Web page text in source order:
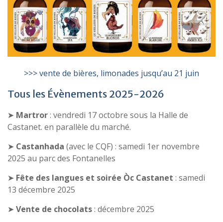
>>> vente de bières, limonades jusqu’au 21 juin
Tous les Évènements 2025-2026
➤ Martror: vendredi 17 octobre sous la Halle de
Castanet. en parallèle du marché.
➤ Castanhada (avec le CQF) : samedi 1er novembre
2025 au parc des Fontanelles
➤ Fête des langues et soirée Òc Castanet : samedi
13 décembre 2025
➤ Vente de chocolats: décembre 2025